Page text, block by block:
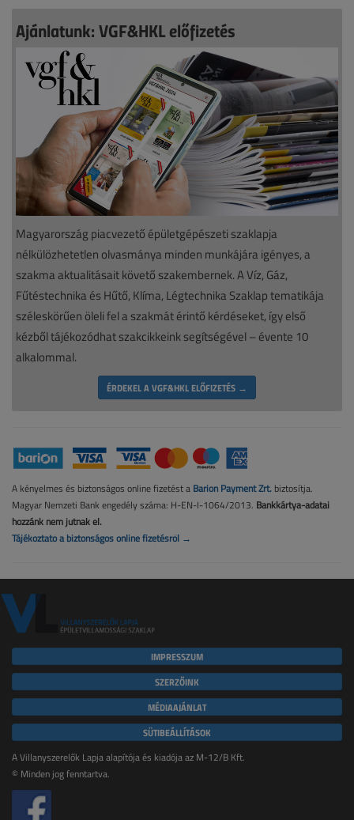
Ajánlatunk: VGF&HKL előfizetés
Magyarország piacvezető épületgépészeti szaklapja
nélkülözhetetlen olvasmánya minden munkájára igényes, a
szakma aktualitásait követő szakembernek. A Víz, Gáz,
Fűtéstechnika és Hűtő, Klíma, Légtechnika Szaklap tematikája
széleskörűen öleli fel a szakmát érintő kérdéseket, így első
kézből tájékozódhat szakcikkeink segítségével – évente 10
alkalommal.
ÉRDEKEL A VGF&HKL ELŐFIZETÉS →
A kényelmes és biztonságos online fizetést a Barion Payment Zrt. biztosítja.
Magyar Nemzeti Bank engedély száma: H-EN-I-1064/2013. Bankkártya-adatai
hozzánk nem jutnak el.
Tájékoztató a biztonságos online fizetésről →
IMPRESSZUM
SZERZŐINK
MÉDIAAJÁNLAT
SÜTIBEÁLLÍTÁSOK
A Villanyszerelők Lapja alapítója és kiadója az M-12/B Kft.
© Minden jog fenntartva.